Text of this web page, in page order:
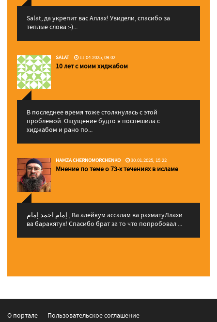
Salat, да укрепит вас Аллаx! Увидели, спасибо за
теплые слова :-)...
SALAT 11.04.2025, 09:02
10 лет с моим хиджабом
В последнее время тоже столкнулась с этой
проблемой. Ощущение будто я поспешила с
хиджабом и рано по...
HAMZA CHERNOMORCHENKO 30.01.2025, 15:22
Мнение по теме о 73-х течениях в исламе
إمام احمد إمام , Ва алейкум ассалам ва рахматуЛлахи
ва баракятух! Спасибо брат за то что попробовал ...
О портале Пользовательское соглашение